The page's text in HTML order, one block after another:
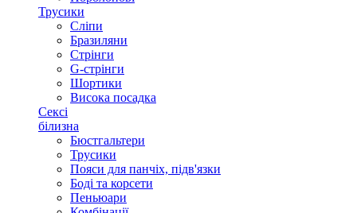
Трусики
Сліпи
Бразиляни
Стрінги
G-стрінги
Шортики
Висока посадка
Сексі
білизна
Бюстгальтери
Трусики
Пояси для панчіх, підв'язки
Боді та корсети
Пеньюари